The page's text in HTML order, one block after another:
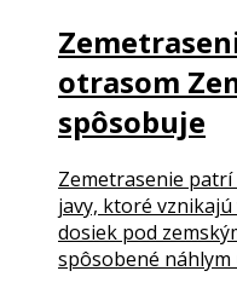
otrasom
spôsobuje
Zemetrasenie
javy, ktoré
dosiek pod
spôsobené náhlym